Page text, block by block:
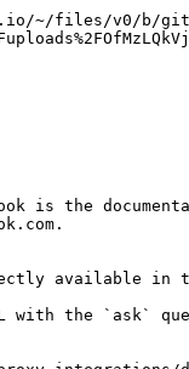
~/files/v0/b/
is the
available in
with the `ask`